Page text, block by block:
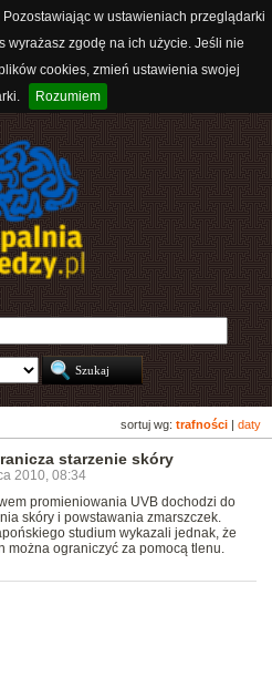
w ustawieniach przeglądarki
wyrażasz zgodę na ich użycie. Jeśli nie
cookies, zmień ustawienia swojej
Rozumiem
sortuj wg: trafności daty
starzenie skóry
2010, 08:34
promieniowania UVB dochodzi do
skóry i powstawania zmarszczek.
studium wykazali jednak, że
można ograniczyć za pomocą tlenu.